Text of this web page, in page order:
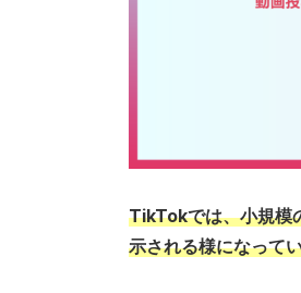
TikTokでは、小規模
示される様になって